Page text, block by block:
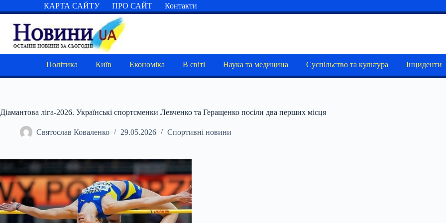
до
вмісту
КАРТА САЙТУ ПРО САЙТ Контакти
Політика Київ Економіка В світі Наука та медицина Суспільство та культура Інциденти
Діамантова ліга-2026. Українські спортсменки Левченко та Геращенко посіли два перших місця
Святослав Коваленко 29.05.2026 Спортивні новини